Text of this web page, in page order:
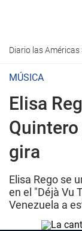
Diario las Américas
MÚSICA
Elisa
gira
Elisa Rego se
en el "Déjà Vu
Venezuela a